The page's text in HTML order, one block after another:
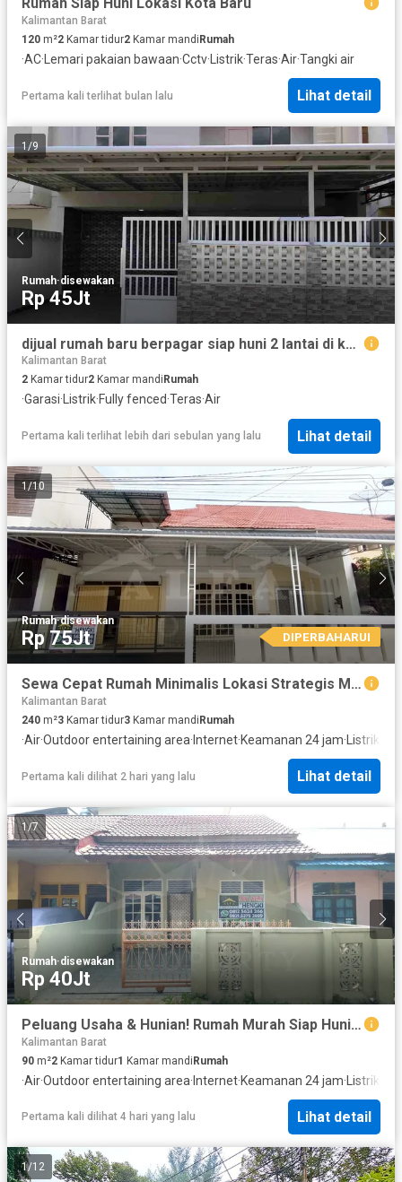
Kalimantan Barat
120 m²2 Kamar tidur2 Kamar mandiRumah
·AC· Lemari pakaian bawaan·Cctv· Listrik·Teras·Air·Tangki air
Pertama kali terlihat bulan lalu Lihat detail
1/9
Rumah·disewakan
Rp 45Jt
dijual rumah baru berpagar siap huni 2 lantai di kawasan aman bebas banjir
Kalimantan Barat
2 Kamar tidur2 Kamar mandi Rumah
·Garasi·Listrik·Fully fenced·Teras·Air
Pertama kali terlihat lebih dari sebulan yang lalu Lihat detail
1/10
Rumah·disewakan
Rp 75Jt DIPERBAHARUI
Sewa Cepat Rumah Minimalis Lokasi Strategis Mudah Akses
Kalimantan Barat
240 m²3 Kamar tidur3 Kamar mandi Rumah
·Air·Outdoor entertaining area· Internet·Keamanan 24 jam· Listrik
Pertama kali dilihat 2 hari yang lalu Lihat detail
1/7
Rumah·disewakan
Rp 40Jt
Peluang Usaha & Hunian! Rumah Murah Siap Huni Lokasi Jalan Ramai
Kalimantan Barat
90 m²2 Kamar tidur1 Kamar mandiRumah
·Air·Outdoor entertaining area·Internet·Keamanan 24 jam·Listrik
Pertama kali dilihat 4 hari yang lalu Lihat detail
1/12